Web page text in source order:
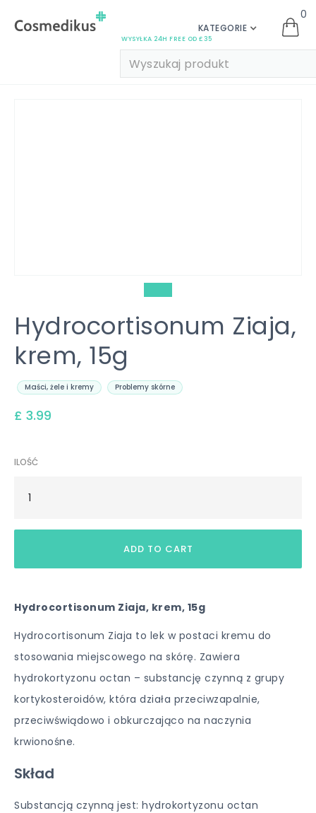
WYSYŁKA 24H FREE OD £35
KATEGORIE
0
Hydrocortisonum Ziaja,
krem, 15g
Maści, żele i kremy Problemy skórne
£ 3.99
ILOŚĆ
Hydrocortisonum Ziaja, krem, 15g
Hydrocortisonum Ziaja to lek w postaci kremu do
stosowania miejscowego na skórę. Zawiera
hydrokortyzonu octan – substancję czynną z grupy
kortykosteroidów, która działa przeciwzapalnie,
przeciwświądowo i obkurczająco na naczynia
krwionośne.
Skład
Substancją czynną jest: hydrokortyzonu octan